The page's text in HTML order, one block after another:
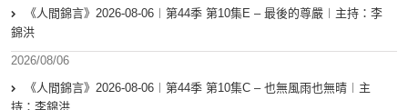
《人間錦言》2026-08-06︱第44季 第10集E – 最後的尊嚴︱主持：李
錦洪
2026/08/06
《人間錦言》2026-08-06︱第44季 第10集C – 也無風雨也無晴︱主
持：李錦洪